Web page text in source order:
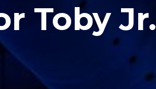
Toby Jr.